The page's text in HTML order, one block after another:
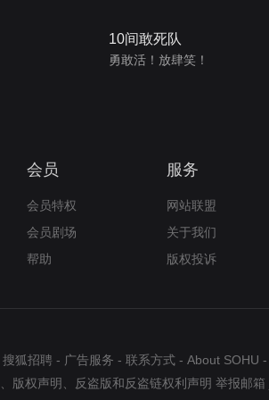
10间敢死队
勇敢活！放肆笑！
会员
会员特权
会员剧场
帮助
服务
网站联盟
关于我们
版权投诉
搜狐招聘 - 广告服务 - 联系方式 - About SOHU -
版权声明 反盗版和反盗链权利声明 举报邮箱